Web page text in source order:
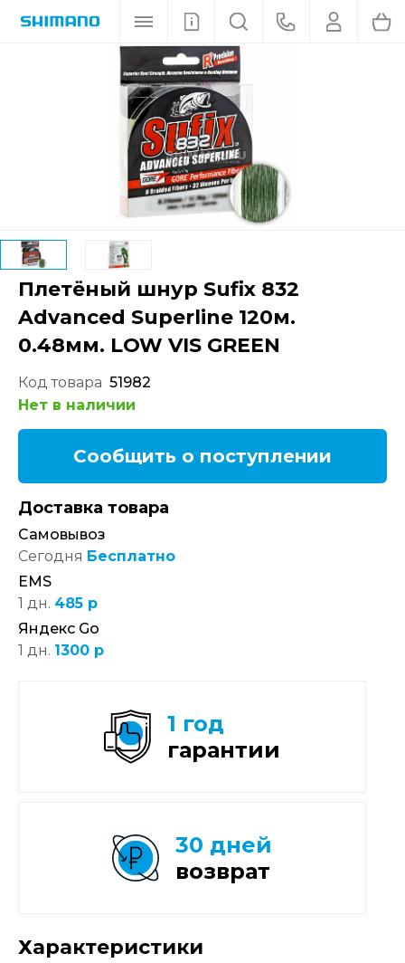
Плетёный шнур Sufix 832
Advanced Superline 120м.
0.48мм. LOW VIS GREEN
Код товара 51982
Нет в наличии
Сообщить о поступлении
Доставка товара
Самовывоз
Сегодня Бесплатно
EMS
1 дн. 485 р
Яндекс Go
1 дн. 1300 р
Характеристики
1 год
гарантии
30 дней
возврат